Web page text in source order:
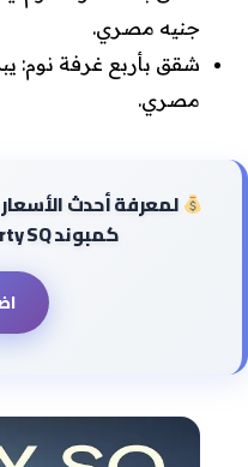
جنيه مصري.
مصري.
لمعرفة أحدث
كمبوند 4orty SQ العاصمة الإدارية